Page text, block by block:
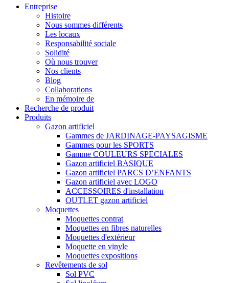
116
96
57
Entreprise
Histoire
Nous sommes différents
Les locaux
Responsabilité sociale
Solidité
Où nous trouver
Nos clients
Blog
Collaborations
En mémoire de
Recherche de produit
Produits
Gazon artificiel
Gammes de JARDINAGE-PAYSAGISME
Gammes pour les SPORTS
Gamme COULEURS SPECIALES
Gazon artificiel BASIQUE
Gazon artificiel PARCS D’ENFANTS
Gazon artificiel avec LOGO
ACCESSOIRES d'installation
OUTLET gazon artificiel
Moquettes
Moquettes contrat
Moquettes en fibres naturelles
Moquettes d'extérieur
Moquette en vinyle
Moquettes expositions
Revêtements de sol
Sol PVC